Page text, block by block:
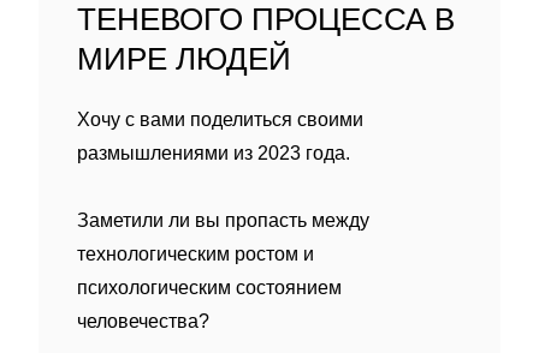
ТЕНЕВОГО ПРОЦЕССА В
МИРЕ ЛЮДЕЙ
Хочу с вами поделиться своими
размышлениями из 2023 года.
Заметили ли вы пропасть между
технологическим ростом и
психологическим состоянием
человечества?